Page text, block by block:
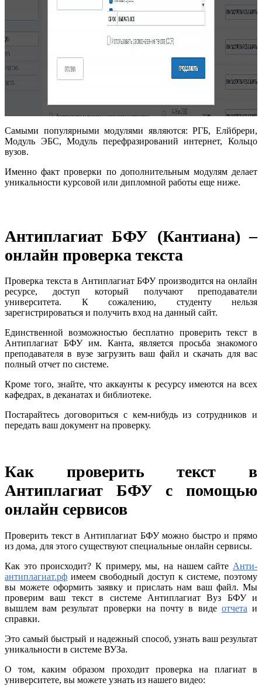
Самыми популярными модулями являются: РГБ, Елйбрери,
Модуль ЭБС, Модуль перефразирований интернет, Кольцо
вузов.
Именно факт проверки по дополнительным модулям делает
уникальности курсовой или дипломной работы еще ниже.
Антиплагиат БФУ (Кантиана) –
онлайн проверка текста
Проверка текста в Антиплагиат БФУ производится на онлайн
ресурсе, доступ который получают преподаватели
университета. К сожалению, студенту нельзя
зарегистрироваться и получить вход на данный сайт.
Единственной возможностью бесплатно проверить текст в
Антиплагиат БФУ им. Канта, является просьба знакомого
преподавателя в вузе загрузить ваш файл и скачать для вас
полный отчет по системе.
Кроме того, знайте, что аккаунты к ресурсу имеются на всех
кафедрах, в деканатах и библиотеке.
Постарайтесь договориться с кем-нибудь из сотрудников и
передать ваш документ на проверку.
Как проверить текст в
Антиплагиат БФУ с помощью
онлайн сервисов
Проверить текст в Антиплагиат БФУ можно быстро и прямо
из дома, для этого существуют специальные онлайн сервисы.
Как это происходит? К примеру, мы, на нашем сайте Анти-
антиплагиат.рф имеем свободный доступ к системе, поэтому
вы можете оформить заявку и прислать нам ваш файл. Мы
проверим ваш текст в системе Антиплагиат Вуз БФУ и
вышлем вам результат проверки на почту в виде отчета и
справки.
Это самый быстрый и надежный способ, узнать ваш результат
уникальности в системе ВУЗа.
О том, каким образом проходит проверка на плагиат в
университете, вы можете узнать из нашего видео: